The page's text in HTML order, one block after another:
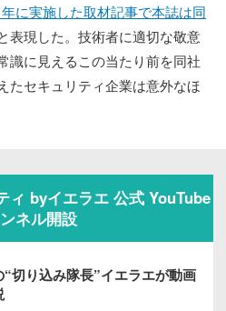
に実施した取材記事で本誌は同
表現した。技術者に適切な敬意
識に見えるこの当たり前を同社
たセキュリティ企業は意外なほ
ィ byイエラエ 公式 YouTube
ネル開設
切り込み隊長”イエラエが動画